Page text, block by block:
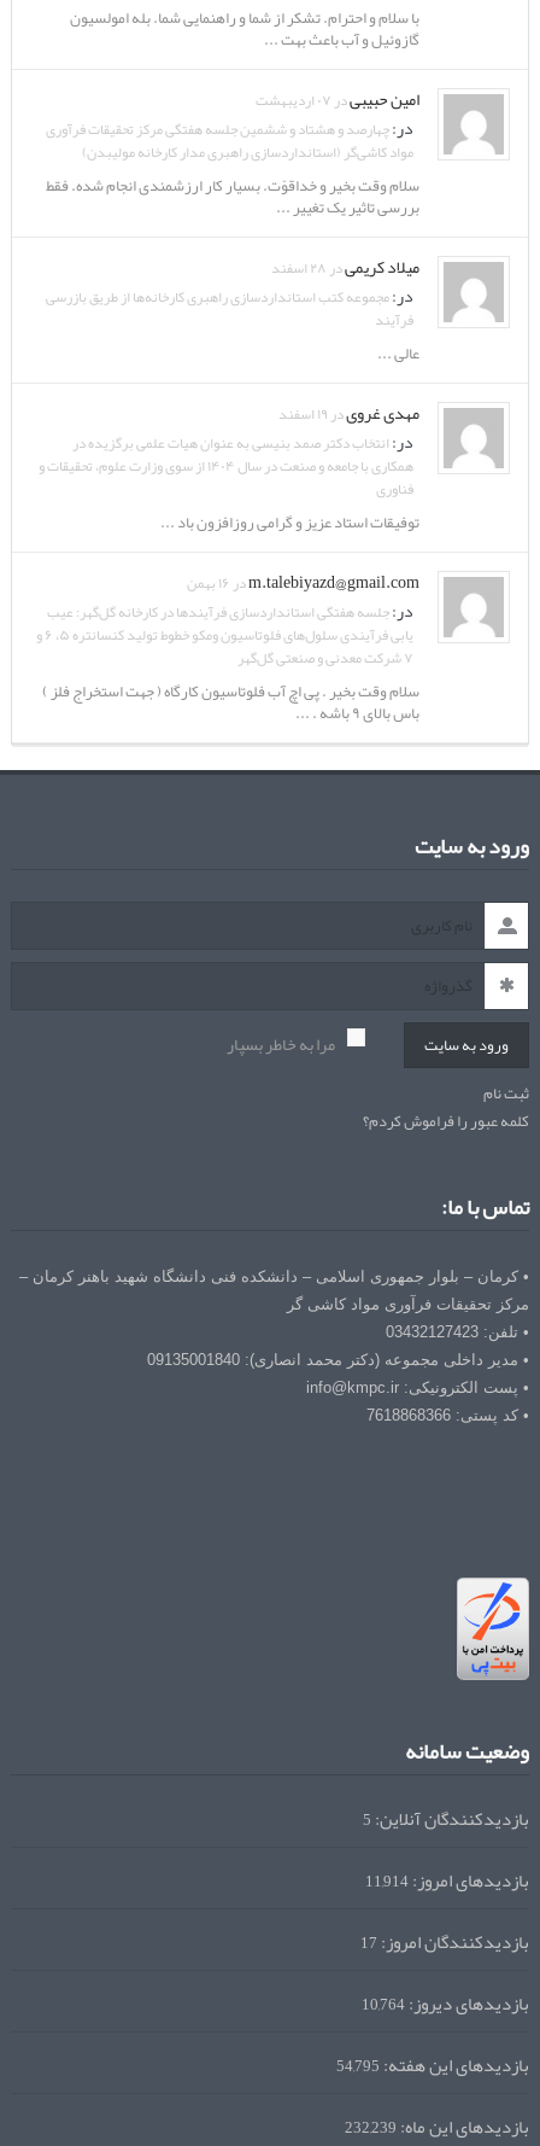
با سلام و احترام. تشکر از شما و راهنمایی شما. بله امولسیون
گازوئیل و آب باعث بهت ...
امین حبیبیدر ۰۷ اردیبهشت
در:چهارصد و هشتاد و ششمین جلسه هفتگی مرکز تحقیقات فرآوری
مواد کاشی‌گر (استانداردسازی راهبری مدار کارخانه مولیبدن)
سلام وقت بخیر و خداقوّت. بسیار کار ارزشمندی انجام شده. فقط
بررسی تاثیر یک تغییر ...
میلاد کریمیدر ۲۸ اسفند
در:مجموعه کتب استانداردسازی راهبری کارخانه‌ها از طریق بازرسی
فرآیند
عالی ...
مهدی غرویدر ۱۹ اسفند
در:انتخاب دکتر صمد بنیسی به عنوان هیات علمی برگزیده در
همکاری با جامعه و صنعت در سال ۱۴۰۴ از سوی وزارت علوم، تحقیقات و
فناوری
توفیقات استاد عزیز و گرامی روزافزون باد ...
m.talebiyazd@gmail.comدر ۱۶ بهمن
در:جلسه هفتگی استانداردسازی فرآیندها در کارخانه گل‌گهر: عیب
یابی فرآیندی سلول‌های فلوتاسیون ومکو خطوط تولید کنسانتره ۵، ۶ و
۷ شرکت معدنی و صنعتی گل‌گهر
سلام وقت بخیر . پی اچ آب فلوتاسیون کارگاه ( جهت استخراج فلز )
باس بالای ۹ باشه . ...
ورود به سایت
ورود به سایت مرا به خاطر بسپار
ثبت نام
کلمه عبور را فراموش کردم؟
تماس با ما:
• کرمان – بلوار جمهوری اسلامی – دانشکده فنی دانشگاه شهید باهنر کرمان –
مرکز تحقیقات فرآوری مواد کاشی گر
• تلفن: 03432127423
• مدیر داخلی مجموعه (دکتر محمد انصاری): 09135001840
• پست الکترونیکی: info@kmpc.ir
• کد پستی: 7618868366
وضعیت سامانه
بازدیدکنندگان آنلاین:5
بازدیدهای امروز:11,914
بازدیدکنندگان امروز:17
بازدیدهای دیروز:10,764
بازدیدهای این هفته:54,795
بازدیدهای این ماه:232,239